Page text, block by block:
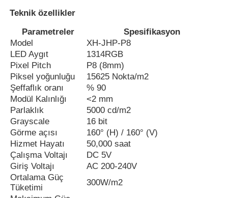
Teknik özellikler
Parametreler
Spesifikasyon
Model
XH-JHP-P8
LED Aygıt
1314RGB
Pixel Pitch
P8 (8mm)
Piksel yoğunluğu
15625 Nokta/m2
Şeffaflık oranı
% 90
Modül Kalınlığı
<2 mm
Parlaklık
5000 cd/m2
Grayscale
16 bit
Görme açısı
160° (H) / 160° (V)
Hizmet Hayatı
50,000 saat
Çalışma Voltajı
DC 5V
Giriş Voltajı
AC 200-240V
Ortalama Güç
Tüketimi
300W/m2